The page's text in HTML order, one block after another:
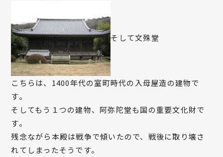
そして文殊堂
こちらは、1400年代の室町時代の入母屋造の建物で
す。
そしてもう１つの建物、阿弥陀堂も国の重要文化財で
す。
残念ながら本殿は戦争で傾いたので、戦後に取り壊さ
れてしまったそうです。